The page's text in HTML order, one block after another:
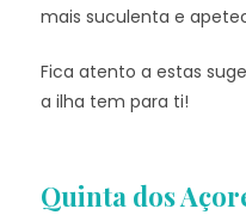
mais suculenta e
Fica atento a estas
a ilha tem para ti!
Quinta dos